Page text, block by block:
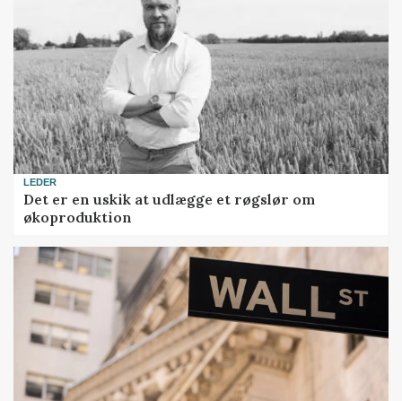
LEDER
Det er en uskik at udlægge et røgslør om
økoproduktion